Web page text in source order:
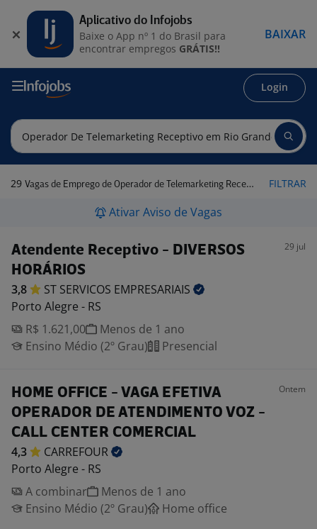
Login
29 Vagas de Emprego de Operador de Telemarketing Receptivo em Rio Grande do Sul FILTRAR
Ativar Aviso de Vagas
Atendente Receptivo - DIVERSOS
HORÁRIOS
29 jul
3,8 ST SERVICOS EMPRESARIAIS
Porto Alegre - RS
R$ 1.621,00
Menos de 1 ano
Ensino Médio (2º Grau)
Presencial
HOME OFFICE - VAGA EFETIVA
OPERADOR DE ATENDIMENTO VOZ -
CALL CENTER COMERCIAL
Ontem
4,3
CARREFOUR
Porto Alegre - RS
A combinar
Menos de 1 ano
Ensino Médio (2º Grau)
Home office
Aplicativo do Infojobs
Baixe o App nº 1 do Brasil para
encontrar empregos GRÁTIS!!
BAIXAR